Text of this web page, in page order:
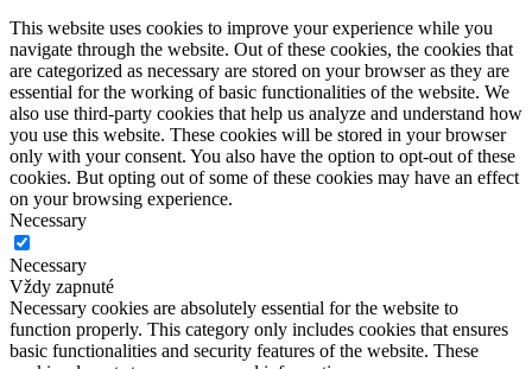
This website uses cookies to improve your experience while you
navigate through the website. Out of these cookies, the cookies that
are categorized as necessary are stored on your browser as they are
essential for the working of basic functionalities of the website. We
also use third-party cookies that help us analyze and understand how
you use this website. These cookies will be stored in your browser
only with your consent. You also have the option to opt-out of these
cookies. But opting out of some of these cookies may have an effect
on your browsing experience.
Necessary
Necessary
Vždy zapnuté
Necessary cookies are absolutely essential for the website to
function properly. This category only includes cookies that ensures
basic functionalities and security features of the website. These